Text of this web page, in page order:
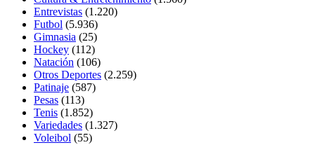
Entrevistas (1.220)
Futbol (5.936)
Gimnasia (25)
Hockey (112)
Natación (106)
Otros Deportes (2.259)
Patinaje (587)
Pesas (113)
Tenis (1.852)
Variedades (1.327)
Voleibol (55)